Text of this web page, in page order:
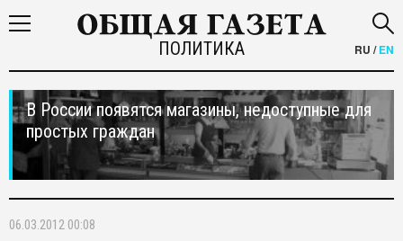
ПОЛИТИКА RU /EN
В России появятся магазины, недоступные для
простых граждан
06.03.2012 00:08